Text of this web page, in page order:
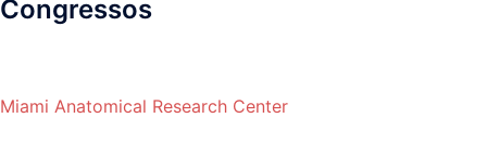
Congressos
Miami Anatomical Research Center